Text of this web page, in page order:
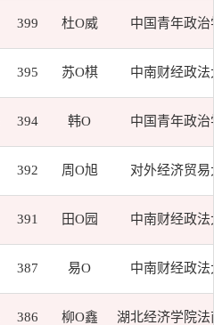
399 杜O威 中国青年政治
395 苏O棋 中南财经政法
394 韩O 中国青年政治
392 周O旭 对外经济贸易
391 田O园 中南财经政法
387 易O 中南财经政法
386 柳O鑫 湖北经济学院法